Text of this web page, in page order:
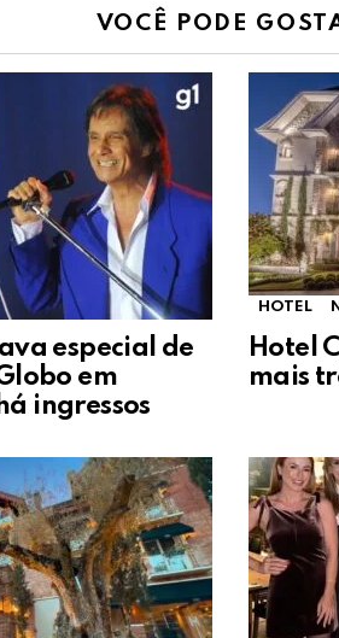
VOCÊ PODE
especial de
em
ingressos
HOTEL
Hotel
mais